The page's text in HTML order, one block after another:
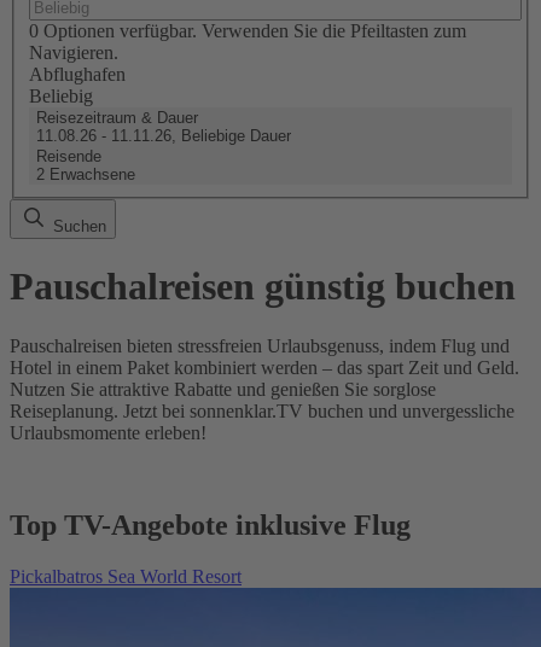
0 Optionen verfügbar. Verwenden Sie die Pfeiltasten zum
Navigieren.
Abflughafen
Beliebig
Reisezeitraum & Dauer
11.08.26 - 11.11.26, Beliebige Dauer
Reisende
2 Erwachsene
Suchen
Pauschalreisen günstig buchen
Pauschalreisen bieten stressfreien Urlaubsgenuss, indem Flug und
Hotel in einem Paket kombiniert werden – das spart Zeit und Geld.
Nutzen Sie attraktive Rabatte und genießen Sie sorglose
Reiseplanung. Jetzt bei sonnenklar.TV buchen und unvergessliche
Urlaubsmomente erleben!
Top TV-Angebote inklusive Flug
Pickalbatros Sea World Resort